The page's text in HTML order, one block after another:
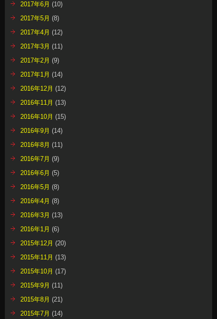
2017年6月 (10)
2017年5月 (8)
2017年4月 (12)
2017年3月 (11)
2017年2月 (9)
2017年1月 (14)
2016年12月 (12)
2016年11月 (13)
2016年10月 (15)
2016年9月 (14)
2016年8月 (11)
2016年7月 (9)
2016年6月 (5)
2016年5月 (8)
2016年4月 (8)
2016年3月 (13)
2016年1月 (6)
2015年12月 (20)
2015年11月 (13)
2015年10月 (17)
2015年9月 (11)
2015年8月 (21)
2015年7月 (14)